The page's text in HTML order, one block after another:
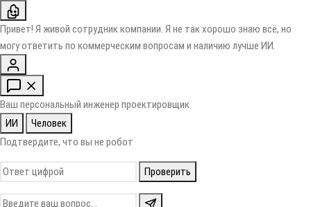
Привет! Я живой сотрудник компании. Я не так хорошо знаю всё, но
могу ответить по коммерческим вопросам и наличию лучше ИИ.
Ваш персональный инженер проектировщик
ИИ
Человек
Подтвердите, что вы не робот
Проверить